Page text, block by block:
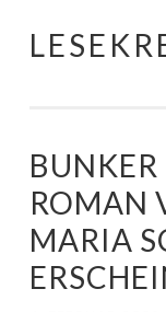
Springe
BUNKER
ROMAN
MARIA